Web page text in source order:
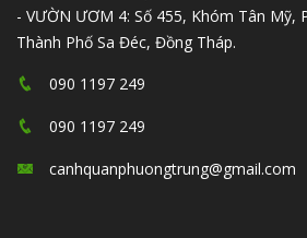
- VƯỜN ƯƠM 4: Số 455, Khóm Tân Mỹ,
Thành Phố Sa Đéc, Đồng Tháp.
090 1197 249
090 1197 249
canhquanphuongtrung@gmail.com